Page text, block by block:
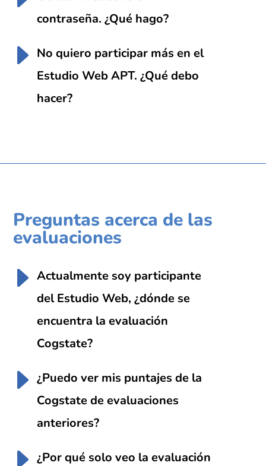
contraseña. ¿Qué hago?
No quiero participar más en el
Estudio Web APT. ¿Qué debo
hacer?
Preguntas acerca de las
evaluaciones
Actualmente soy participante
del Estudio Web, ¿dónde se
encuentra la evaluación
Cogstate?
¿Puedo ver mis puntajes de la
Cogstate de evaluaciones
anteriores?
¿Por qué solo veo la evaluación